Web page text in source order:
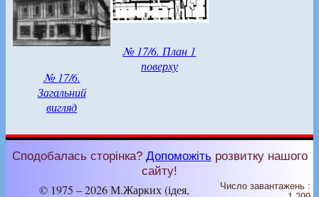
№ 17/6.
Загальний
вигляд
№ 17/6. План 1
поверху
Сподобалась сторінка? Допоможіть розвитку нашого
сайту!
© 1975 – 2026 М.Жарких (ідея,
Число завантажень :